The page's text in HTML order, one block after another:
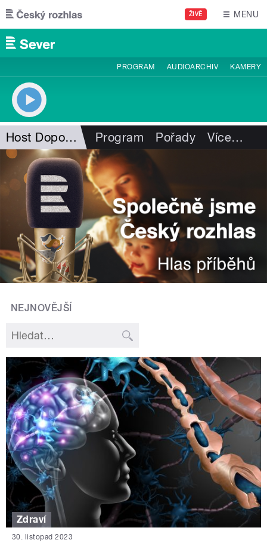
Přejít k hlavnímu obsahu
ŽIVĚ MENU
PROGRAM AUDIOARCHIV KAMERY
Host Dopoledního expresu Program Pořady Více…
NEJNOVĚJŠÍ
Zdraví
30. listopad 2023